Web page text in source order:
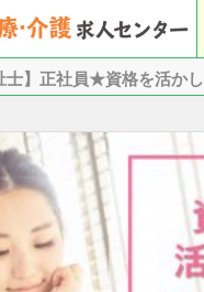
士】正社員★資格を活か